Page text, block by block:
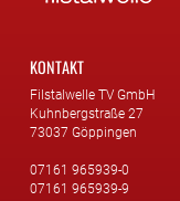
KONTAKT
Filstalwelle TV GmbH
Kuhnbergstraße 27
73037 Göppingen
07161 965939-0
07161 965939-9